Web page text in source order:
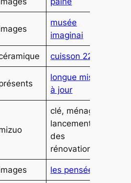
musée
imaginai
cuisson 228
longue mise
à jour
clé, ménage,
lancement
des
rénovations
les pensées